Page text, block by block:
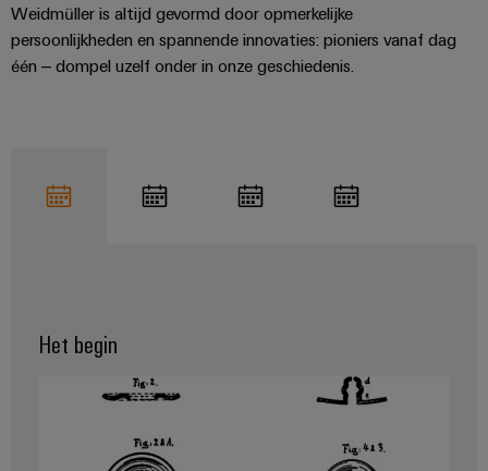
Weidmüller is altijd gevormd door opmerkelijke
persoonlijkheden en spannende innovaties: pioniers vanaf dag
één – dompel uzelf onder in onze geschiedenis.
Het begin